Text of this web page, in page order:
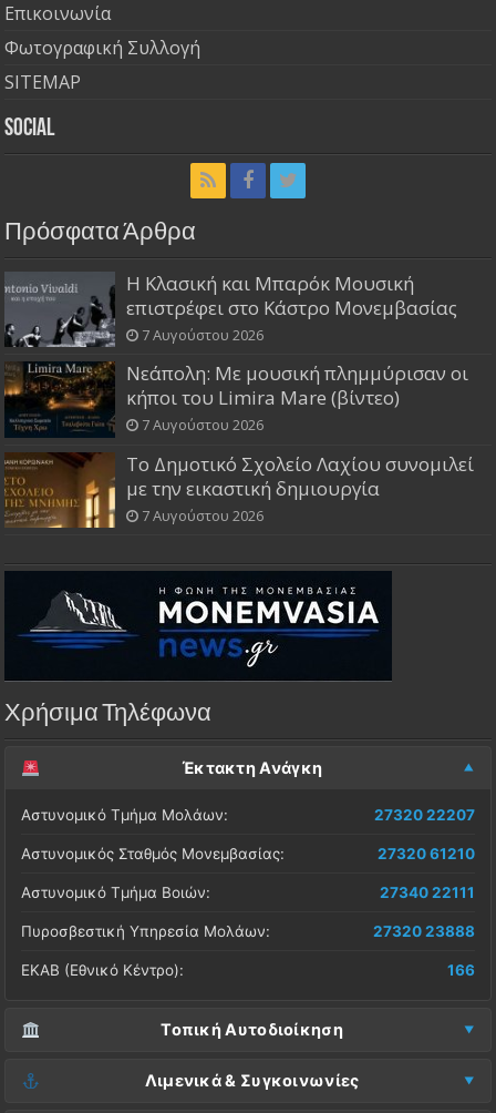
Επικοινωνία
Φωτογραφική Συλλογή
SITEMAP
Social
Πρόσφατα Άρθρα
Η Κλασική και Μπαρόκ Μουσική
επιστρέφει στο Κάστρο Μονεμβασίας
7 Αυγούστου 2026
Νεάπολη: Με μουσική πλημμύρισαν οι
κήποι του Limira Mare (βίντεο)
7 Αυγούστου 2026
Το Δημοτικό Σχολείο Λαχίου συνομιλεί
με την εικαστική δημιουργία
7 Αυγούστου 2026
Χρήσιμα Τηλέφωνα
Έκτακτη Ανάγκη
Αστυνομικό Τμήμα Μολάων: 27320 22207
Αστυνομικός Σταθμός Μονεμβασίας: 27320 61210
Αστυνομικό Τμήμα Βοιών: 27340 22111
Πυροσβεστική Υπηρεσία Μολάων: 27320 23888
ΕΚΑΒ (Εθνικό Κέντρο): 166
Τοπική Αυτοδιοίκηση
Δήμος Μονεμβασίας (Έδρα):
Λιμενικά & Συγκοινωνίες